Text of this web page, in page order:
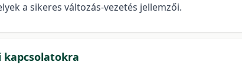
a sikeres változás-vezetés jellemzői.
kapcsolatokra